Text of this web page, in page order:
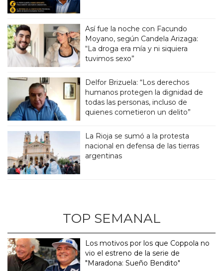
Así fue la noche con Facundo
Moyano, según Candela Arizaga:
“La droga era mía y ni siquiera
tuvimos sexo”
Delfor Brizuela: “Los derechos
humanos protegen la dignidad de
todas las personas, incluso de
quienes cometieron un delito”
La Rioja se sumó a la protesta
nacional en defensa de las tierras
argentinas
TOP SEMANAL
Los motivos por los que Coppola no
vio el estreno de la serie de
"Maradona: Sueño Bendito"